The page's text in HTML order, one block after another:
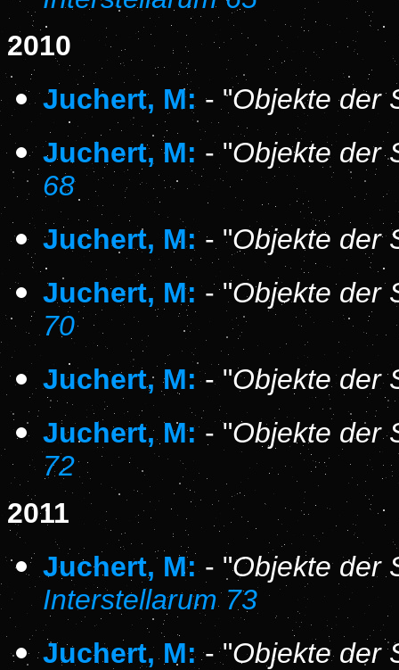
2010
Juchert, M:- "Objekte der
Juchert, M: - "Objekte der
68
Juchert, M:- "Objekte der
Juchert, M: - "Objekte der
70
Juchert, M:- "Objekte der
Juchert, M:- "Objekte der
72
2011
Juchert, M:- "Objekte der
Interstellarum 73
Juchert, M:- "Objekte der